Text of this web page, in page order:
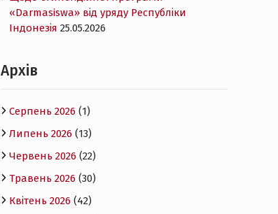
«Darmasiswa» від уряду Республіки
Індонезія 25.05.2026
Архів
Серпень 2026 (1)
Липень 2026 (13)
Червень 2026 (22)
Травень 2026 (30)
Квітень 2026 (42)